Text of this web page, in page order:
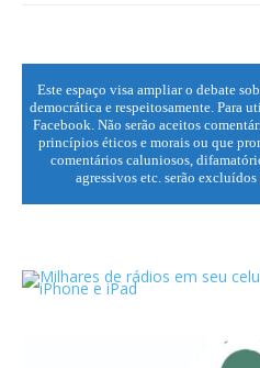
Este espaço visa ampliar o debate
democrática e respeitosamente. Para
Facebook. Não serão aceitos
princípios éticos e morais ou que
comentários caluniosos,
agressivos etc. serão